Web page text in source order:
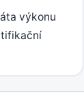
výkonu